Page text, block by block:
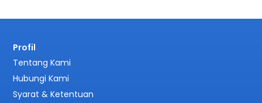
Profil
Tentang Kami
Hubungi Kami
Syarat & Ketentuan